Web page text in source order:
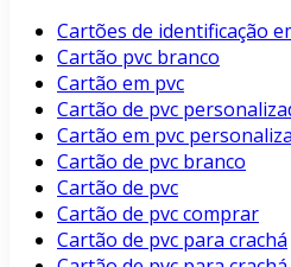
Cartões de identificação
Cartão pvc branco
Cartão em pvc
Cartão de pvc
Cartão em pvc
Cartão de pvc branco
Cartão de pvc
Cartão de pvc comprar
Cartão de pvc para crachá